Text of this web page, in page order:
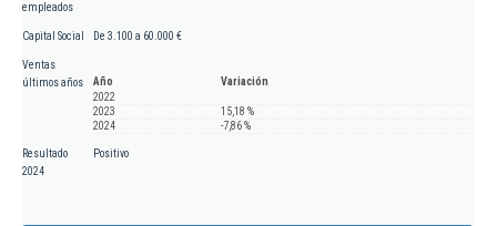
empleados
Capital Social De 3.100 a 60.000 €
Ventas
últimos años
Año
Variación
2022
2023
15,18 %
2024
-7,86 %
Resultado
2024
Positivo